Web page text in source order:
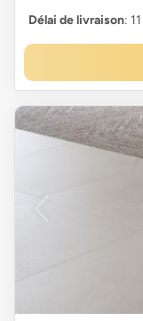
Délai de livraison: